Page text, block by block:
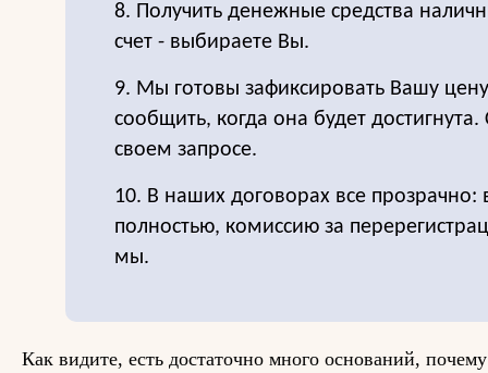
8. Получить денежные средства
счет - выбираете Вы.
9. Мы готовы зафиксировать Вашу
сообщить, когда она будет
своем запросе.
10. В наших договорах все прозрачно:
полностью, комиссию за
мы.
Как видите, есть достаточно много оснований, почему